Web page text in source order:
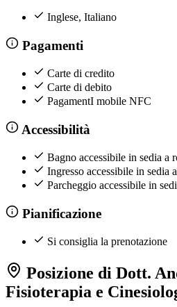
Inglese, Italiano
Pagamenti
Carte di credito
Carte di debito
PagamentI mobile NFC
Accessibilità
Bagno accessibile in sedia a
Ingresso accessibile in sedia
Parcheggio accessibile in
Pianificazione
Si consiglia la prenotazione
Posizione di Dott.
Fisioterapia e